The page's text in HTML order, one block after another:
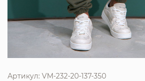
Артикул: VM-232-20-137-350